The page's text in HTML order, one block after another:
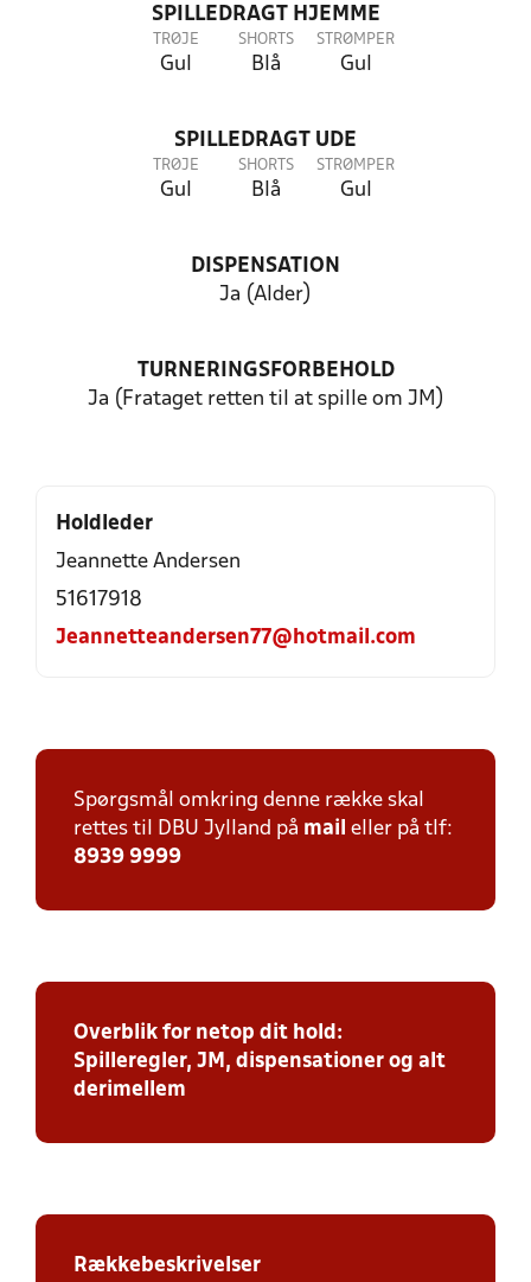
SPILLEDRAGT HJEMME
TRØJE
Gul
SHORTS
Blå
STRØMPER
Gul
SPILLEDRAGT UDE
TRØJE
Gul
SHORTS
Blå
STRØMPER
Gul
DISPENSATION
Ja (Alder)
TURNERINGSFORBEHOLD
Ja (Frataget retten til at spille om JM)
Holdleder
Jeannette Andersen
51617918
Jeannetteandersen77@hotmail.com
Spørgsmål omkring denne række skal
rettes til DBU Jylland på mail eller på tlf:
8939 9999
Overblik for netop dit hold:
Spilleregler, JM, dispensationer og alt
derimellem
Rækkebeskrivelser